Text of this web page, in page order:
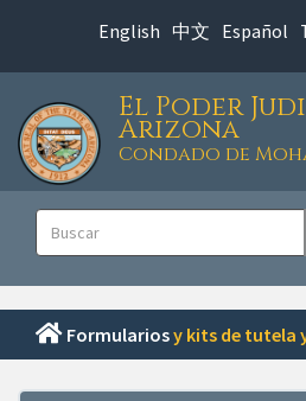
contenido
principal
English 中文 Español
El Poder
Arizona
Condado de
Buscar
Navegación
principal
Formulariosy kits de tutela